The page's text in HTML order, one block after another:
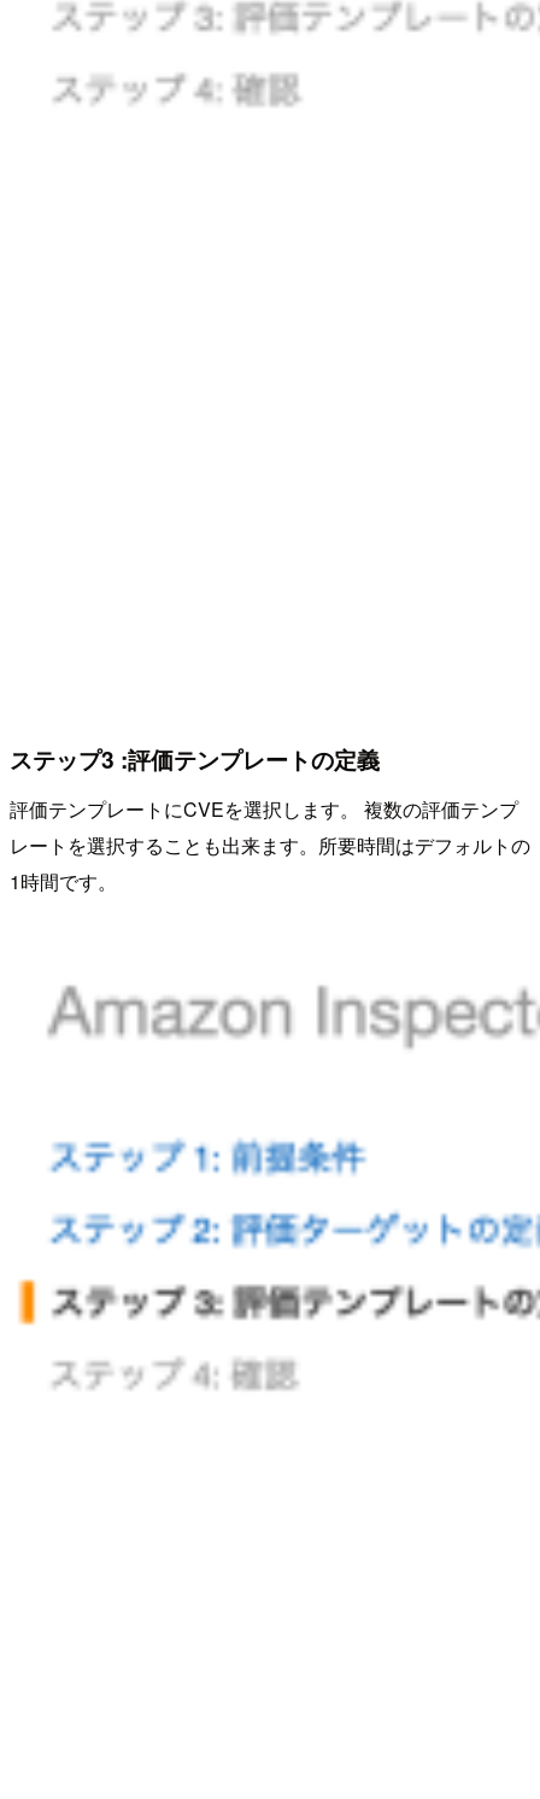
ステップ3 :評価テンプレートの定義
評価テンプレートにCVEを選択します。 複数の評価テンプ
レートを選択することも出来ます。所要時間はデフォルトの
1時間です。